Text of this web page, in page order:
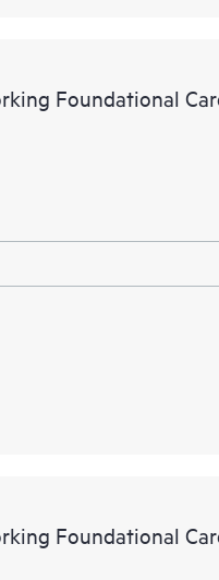
Foundational
Foundational